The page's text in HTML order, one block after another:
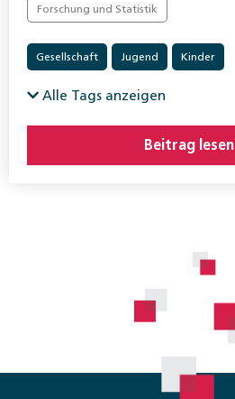
Forschung und Statistik
Gesellschaft Jugend Kinder
Alle Tags anzeigen
Beitrag lesen